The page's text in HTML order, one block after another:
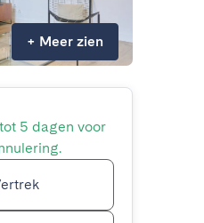
+ Meer zien
5 dagen voor